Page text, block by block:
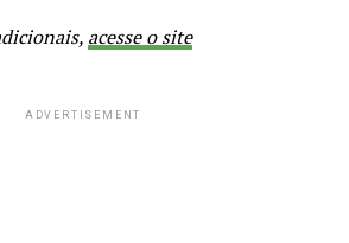
acesse o site
ADVERTISEMENT